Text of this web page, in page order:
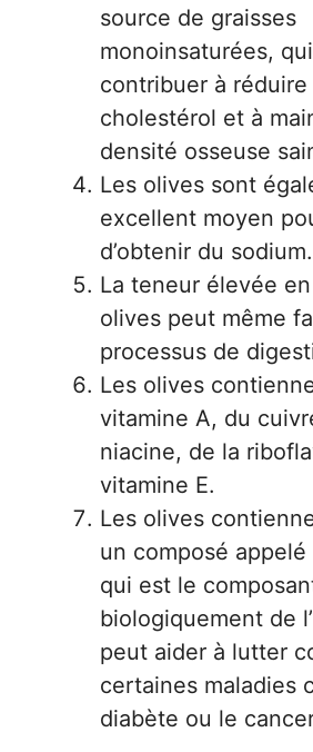
source de graisses
monoinsaturées,
contribuer à
cholestérol et à
densité osseuse
Les olives sont
excellent moyen
d’obtenir du sodium.
La teneur élevée
olives peut même
processus de
Les olives
vitamine A, du
niacine, de la
vitamine E.
Les olives
un composé
qui est le
biologiquement de
peut aider à lutter
certaines maladies
diabète ou le